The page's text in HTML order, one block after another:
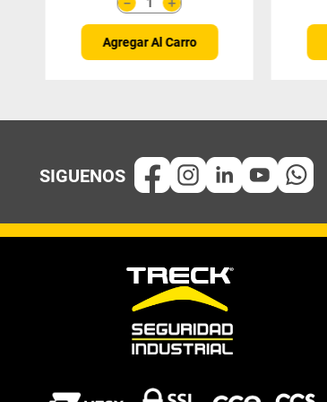
Agregar Al Carro